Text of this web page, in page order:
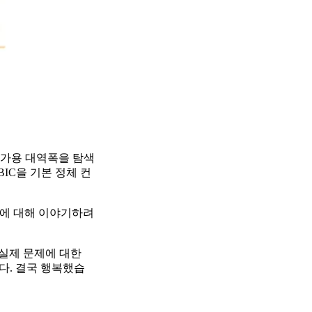
용 대역폭을 탐색
을 기본 정체 컨
대해 이야기하려
제 문제에 대한
. 결국 행복했습